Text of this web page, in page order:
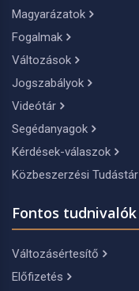
Magyarázatok
Fogalmak
Változások
Jogszabályok
Videótár
Segédanyagok
Kérdések-válaszok
Közbeszerzési Tudástár
Fontos tudnivalók
Változásértesítő
Előfizetés